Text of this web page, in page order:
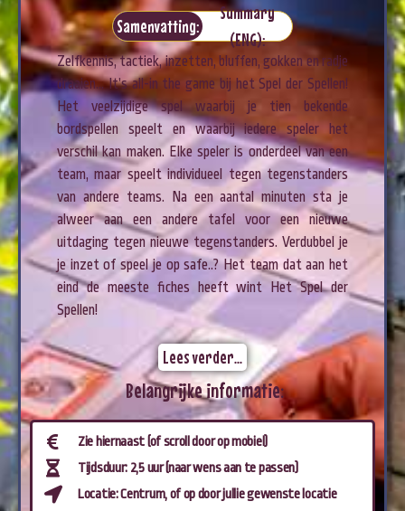
Samenvatting:
Summary
(ENG):
Zelfkennis, tactiek, inzetten, bluffen, gokken en radje
draaien… It’s all-in the game bij het Spel der Spellen!
Het veelzijdige spel waarbij je tien bekende
bordspellen speelt en waarbij iedere speler het
verschil kan maken. Elke speler is onderdeel van een
team, maar speelt individueel tegen tegenstanders
van andere teams. Na een aantal minuten sta je
alweer aan een andere tafel voor een nieuwe
uitdaging tegen nieuwe tegenstanders. Verdubbel je
je inzet of speel je op safe..? Het team dat aan het
eind de meeste fiches heeft wint Het Spel der
Spellen!
Lees verder...
Belangrijke informatie:
Zie hiernaast (of scroll door op mobiel)
Tijdsduur: 2,5 uur (naar wens aan te passen)
Locatie: Centrum, of op door jullie gewenste locatie